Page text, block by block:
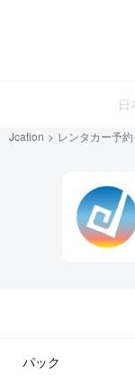
日
Jcation レンタカー予約
パック